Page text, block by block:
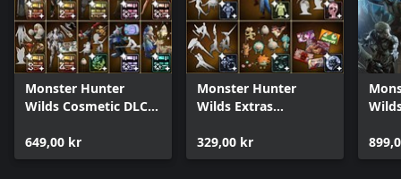
Monster Hunter
Wilds Cosmetic DLC
649,00 kr
Monster Hunter
Wilds Extras
329,00 kr